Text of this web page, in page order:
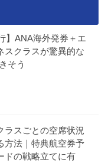
】ANA海外発券＋エ
スクラスが驚異的な
そう
ラスごとの空席状況
方法｜特典航空券予
ドの戦略立てに有